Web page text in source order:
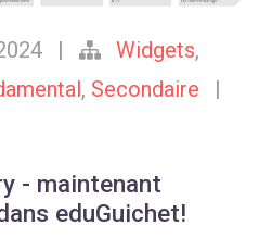
| Widgets,
, Secondaire
|
- maintenant
eduGuichet!